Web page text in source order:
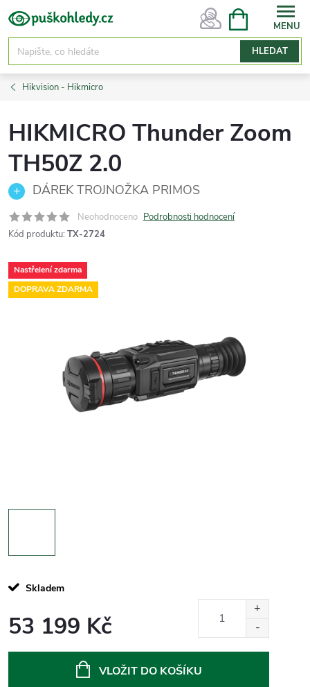
Přejít
na
obsah
HLEDAT
NÁKUPNÍ
Hikvision - Hikmicro
HIKMICRO Thunder Zoom
TH50Z 2.0
DÁREK TROJNOŽKA PRIMOS
Neohodnoceno Podrobnosti hodnocení
Kód produktu: TX-2724
Nastřelení zdarma
DOPRAVA ZDARMA
Skladem
53 199 Kč
VLOŽIT DO KOŠÍKU